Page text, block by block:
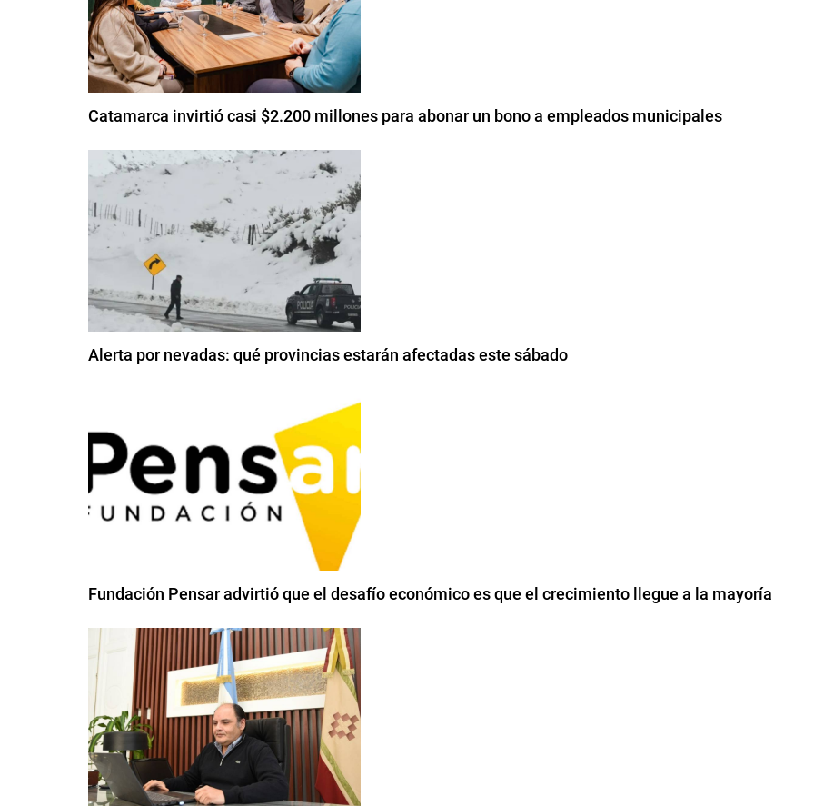
Catamarca invirtió casi $2.200 millones para abonar un bono a empleados municipales
Alerta por nevadas: qué provincias estarán afectadas este sábado
Fundación Pensar advirtió que el desafío económico es que el crecimiento llegue a la mayoría